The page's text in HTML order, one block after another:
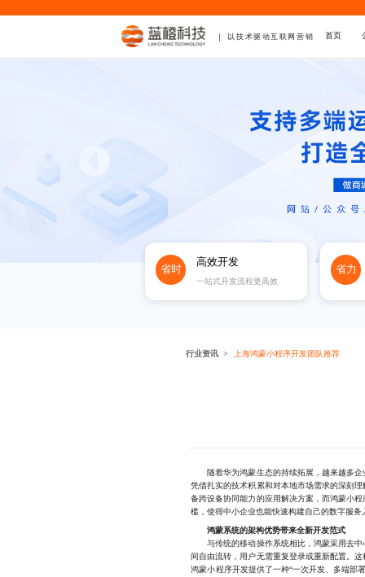
以技术驱动互联网营销 首页
省时
高效开发
一站式开发流程更高效
省力
行业资讯 上海鸿蒙小程序开发团队推荐
随着华为鸿蒙生态的持续拓展，越来越多企
凭借扎实的技术积累和对本地市场需求的深刻理
备跨设备协同能力的应用解决方案，而鸿蒙小
槛，使得中小企业也能快速构建自己的数字服务
鸿蒙系统的架构优势带来全新开发范式
与传统的移动操作系统相比，鸿蒙采用去中
间自由流转，用户无需重复登录或重新配置。
鸿蒙小程序开发提供了一种“一次开发、多端部